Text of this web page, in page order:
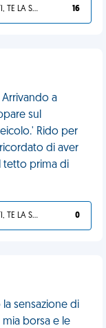
SVEGLIATI, TE LA SEI CERCATA! 16
a
sul
Rido per
di aver
tetto prima di
SVEGLIATI, TE LA SEI CERCATA! 0
sensazione di
borsa e le